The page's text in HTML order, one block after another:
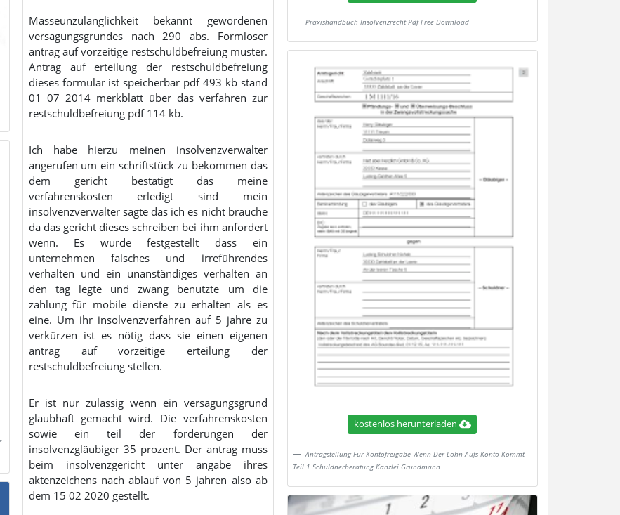
Masseunzulänglichkeit bekannt gewordenen
versagungsgrundes nach 290 abs. Formloser
antrag auf vorzeitige restschuldbefreiung muster.
Antrag auf erteilung der restschuldbefreiung
dieses formular ist speicherbar pdf 493 kb stand
01 07 2014 merkblatt über das verfahren zur
restschuldbefreiung pdf 114 kb.
Ich habe hierzu meinen insolvenzverwalter
angerufen um ein schriftstück zu bekommen das
dem gericht bestätigt das meine
verfahrenskosten erledigt sind mein
insolvenzverwalter sagte das ich es nicht brauche
da das gericht dieses schreiben bei ihm anfordert
wenn. Es wurde festgestellt dass ein
unternehmen falsches und irreführendes
verhalten und ein unanständiges verhalten an
den tag legte und zwang benutzte um die
zahlung für mobile dienste zu erhalten als es
eine. Um ihr insolvenzverfahren auf 5 jahre zu
verkürzen ist es nötig dass sie einen eigenen
antrag auf vorzeitige erteilung der
restschuldbefreiung stellen.
Er ist nur zulässig wenn ein versagungsgrund
glaubhaft gemacht wird. Die verfahrenskosten
sowie ein teil der forderungen der
insolvenzgläubiger 35 prozent. Der antrag muss
beim insolvenzgericht unter angabe ihres
aktenzeichens nach ablauf von 5 jahren also ab
dem 15 02 2020 gestellt.
Praxishandbuch Insolvenzrecht Pdf Free Download
kostenlos herunterladen
Antragstellung Fur Kontofreigabe Wenn Der Lohn Aufs Konto Kommt
Teil 1 Schuldnerberatung Kanzlei Grundmann